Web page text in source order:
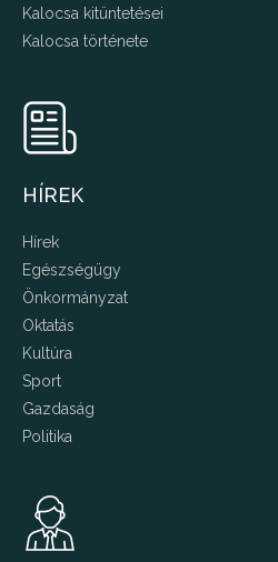
Kalocsa kitüntetései
Kalocsa története
HÍREK
Hírek
Egészségügy
Önkormányzat
Oktatás
Kultúra
Sport
Gazdaság
Politika